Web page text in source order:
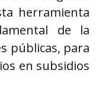
herramienta
de la
públicas, para
en subsidios